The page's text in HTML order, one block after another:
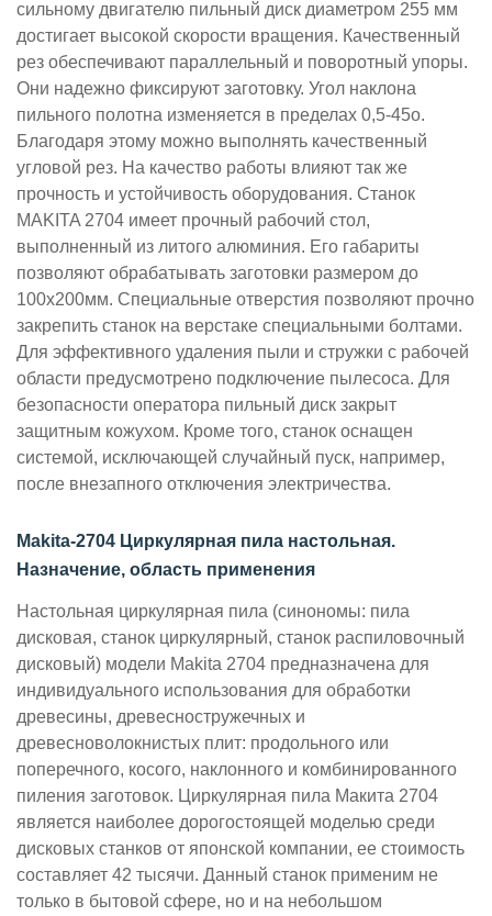
сильному двигателю пильный диск диаметром 255 мм
достигает высокой скорости вращения. Качественный
рез обеспечивают параллельный и поворотный упоры.
Они надежно фиксируют заготовку. Угол наклона
пильного полотна изменяется в пределах 0,5-45о.
Благодаря этому можно выполнять качественный
угловой рез. На качество работы влияют так же
прочность и устойчивость оборудования. Станок
MAKITA 2704 имеет прочный рабочий стол,
выполненный из литого алюминия. Его габариты
позволяют обрабатывать заготовки размером до
100х200мм. Специальные отверстия позволяют прочно
закрепить станок на верстаке специальными болтами.
Для эффективного удаления пыли и стружки с рабочей
области предусмотрено подключение пылесоса. Для
безопасности оператора пильный диск закрыт
защитным кожухом. Кроме того, станок оснащен
системой, исключающей случайный пуск, например,
после внезапного отключения электричества.
Makita-2704 Циркулярная пила настольная.
Назначение, область применения
Настольная циркулярная пила (синономы: пила
дисковая, станок циркулярный, станок распиловочный
дисковый) модели Makita 2704 предназначена для
индивидуального использования для обработки
древесины, древесностружечных и
древесноволокнистых плит: продольного или
поперечного, косого, наклонного и комбинированного
пиления заготовок. Циркулярная пила Макита 2704
является наиболее дорогостоящей моделью среди
дисковых станков от японской компании, ее стоимость
составляет 42 тысячи. Данный станок применим не
только в бытовой сфере, но и на небольшом